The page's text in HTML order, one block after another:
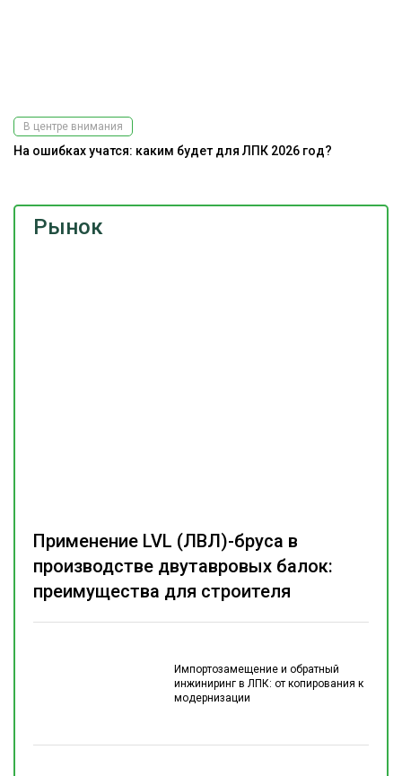
Рынок
Импортозамещение и обратный
инжиниринг в ЛПК: от копирования к
модернизации
Применение LVL (ЛВЛ)-бруса в
производстве двутавровых балок:
преимущества для строителя
В центре внимания
На ошибках учатся: каким будет для ЛПК 2026 год?